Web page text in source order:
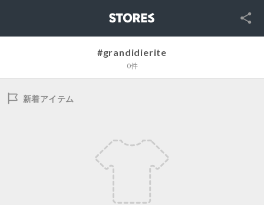
SNS
#grandidierite
0件
新着アイテム